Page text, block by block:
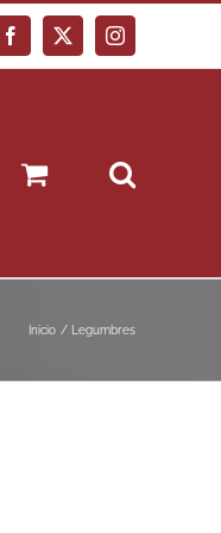
Facebook
X Instagram
Inicio Legumbres